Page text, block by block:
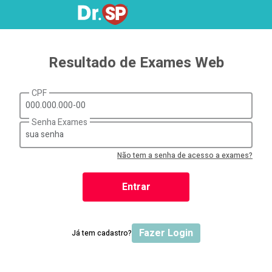
Resultado de Exames Web
CPF
Senha Exames
Não tem a senha de acesso a exames?
Entrar
Já tem cadastro? Fazer Login